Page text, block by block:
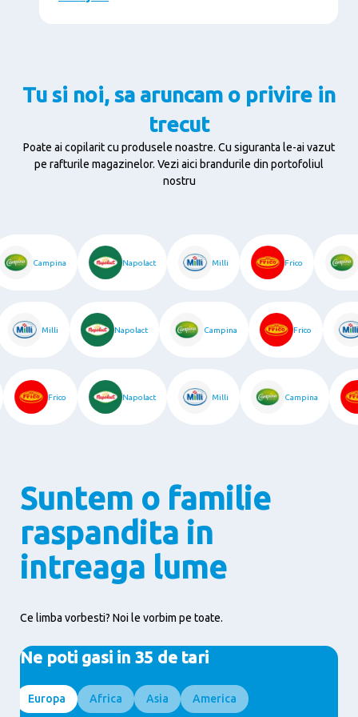
Tu si noi, sa aruncam o privire in
trecut
Poate ai copilarit cu produsele noastre. Cu siguranta le-ai vazut
pe rafturile magazinelor. Vezi aici brandurile din portofoliul
nostru
Campina Napolact Milli Frico
Milli Napolact Campina Frico
Frico Napolact Milli Campina
Suntem o familie
raspandita in
intreaga lume
Ce limba vorbesti? Noi le vorbim pe toate.
Ne poti gasi in 35 de tari
Europa Africa Asia America